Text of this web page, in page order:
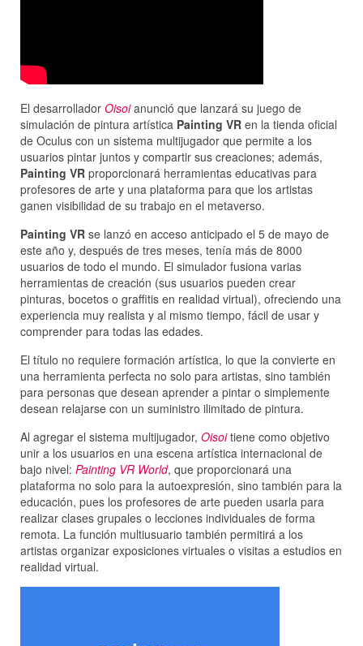
El desarrollador Oisoianunció que lanzará su juego de
simulación de pintura artística Painting VR en la tienda oficial
de Oculus con un sistema multijugador que permite a los
usuarios pintar juntos y compartir sus creaciones; además,
Painting VR proporcionará herramientas educativas para
profesores de arte y una plataforma para que los artistas
ganen visibilidad de su trabajo en el metaverso.
Painting VR se lanzó en acceso anticipado el 5 de mayo de
este año y, después de tres meses, tenía más de 8000
usuarios de todo el mundo. El simulador fusiona varias
herramientas de creación (sus usuarios pueden crear
pinturas, bocetos o graffitis en realidad virtual), ofreciendo una
experiencia muy realista y al mismo tiempo, fácil de usar y
comprender para todas las edades.
El título no requiere formación artística, lo que la convierte en
una herramienta perfecta no solo para artistas, sino también
para personas que desean aprender a pintar o simplemente
desean relajarse con un suministro ilimitado de pintura.
Al agregar el sistema multijugador, Oisoitiene como objetivo
unir a los usuarios en una escena artística internacional de
bajo nivel: Painting VR World, que proporcionará una
plataforma no solo para la autoexpresión, sino también para la
educación, pues los profesores de arte pueden usarla para
realizar clases grupales o lecciones individuales de forma
remota. La función multiusuario también permitirá a los
artistas organizar exposiciones virtuales o visitas a estudios en
realidad virtual.